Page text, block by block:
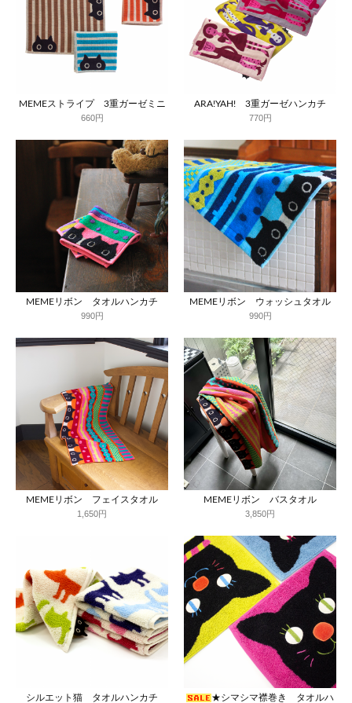
MEMEストライプ 3重ガーゼミニ
660円
ARA!YAH! 3重ガーゼハンカチ
770円
MEMEリボン タオルハンカチ
990円
MEMEリボン ウォッシュタオル
990円
MEMEリボン フェイスタオル
1,650円
MEMEリボン バスタオル
3,850円
シルエット猫 タオルハンカチ
★シマシマ襟巻き タオルハ